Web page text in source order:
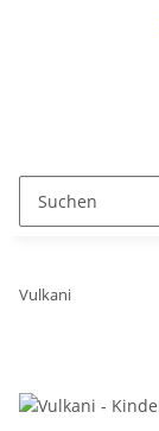
Vulkani